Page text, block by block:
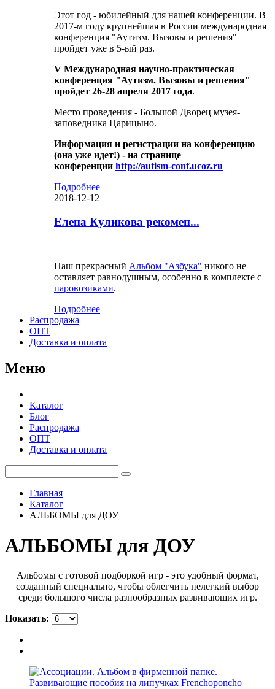
Этот год - юбилейный для нашей конференции. В
2017-м году крупнейшая в России международная
конференция "Аутизм. Вызовы и решения"
пройдет уже в 5-ый раз.
V Международная научно-практическая
конференция "Аутизм. Вызовы и решения"
пройдет 26-28 апреля 2017 года.
Место проведения - Большой Дворец музея-
заповедника Царицыно.
Информация и регистрации на конференцию
(она уже идет!) - на странице
конференции http://autism-conf.ucoz.ru
Подробнее
2018-12-12
Елена Куликова рекомен...
Наш прекрасный Альбом "Азбука" никого не
оставляет равнодушным, особенно в комплекте с
паровозиками.
Подробнее
Распродажа
ОПТ
Доставка и оплата
Меню
Каталог
Блог
Распродажа
ОПТ
Доставка и оплата
Главная
Каталог
АЛЬБОМЫ для ДОУ
АЛЬБОМЫ для ДОУ
Альбомы с готовой подборкой игр - это удобный формат,
созданный специально, чтобы облегчить нелегкий выбор
среди большого числа разнообразных развивающих игр.
Показать: